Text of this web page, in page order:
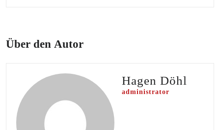
Über den Autor
Hagen Döhl
administrator